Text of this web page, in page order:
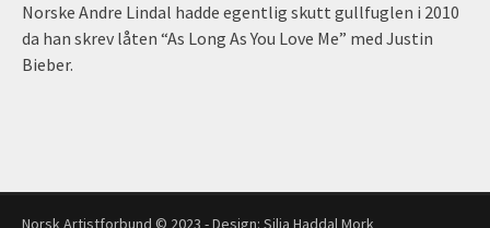
Norske Andre Lindal hadde egentlig skutt gullfuglen i 2010
da han skrev låten “As Long As You Love Me” med Justin
Bieber.
Norsk Artistforbund © 2023 - Design: Silja Haddal Mork